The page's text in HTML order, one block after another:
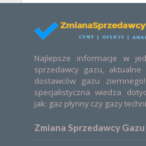
Najlepsze informacje w
sprzedawcy gazu,
dostawców gazu
specjalistyczna wiedza
jak: gaz płynny czy gazy
Zmiana Sprzedawcy Gazu